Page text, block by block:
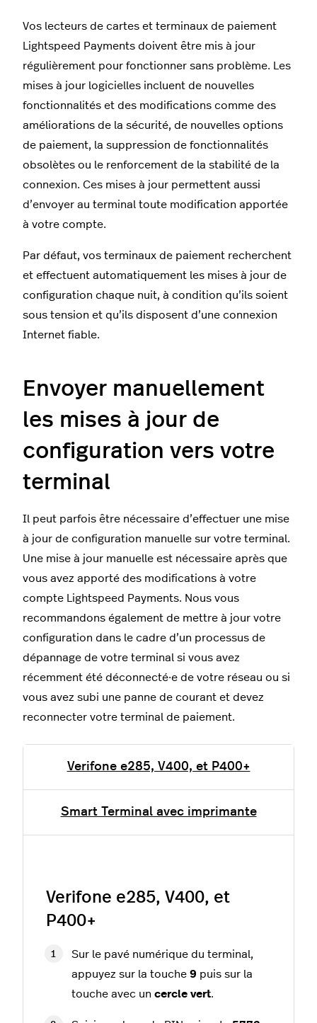
Vos lecteurs de cartes et terminaux de paiement
Lightspeed Payments doivent être mis à jour
régulièrement pour fonctionner sans problème. Les
mises à jour logicielles incluent de nouvelles
fonctionnalités et des modifications comme des
améliorations de la sécurité, de nouvelles options
de paiement, la suppression de fonctionnalités
obsolètes ou le renforcement de la stabilité de la
connexion. Ces mises à jour permettent aussi
d’envoyer au terminal toute modification apportée
à votre compte.
Par défaut, vos terminaux de paiement recherchent
et effectuent automatiquement les mises à jour de
configuration chaque nuit, à condition qu’ils soient
sous tension et qu’ils disposent d’une connexion
Internet fiable.
Envoyer manuellement
les mises à jour de
configuration vers votre
terminal
Il peut parfois être nécessaire d’effectuer une mise
à jour de configuration manuelle sur votre terminal.
Une mise à jour manuelle est nécessaire après que
vous avez apporté des modifications à votre
compte Lightspeed Payments. Nous vous
recommandons également de mettre à jour votre
configuration dans le cadre d’un processus de
dépannage de votre terminal si vous avez
récemment été déconnecté·e de votre réseau ou si
vous avez subi une panne de courant et devez
reconnecter votre terminal de paiement.
Verifone e285, V400, et P400+
Smart Terminal avec imprimante
Verifone e285, V400, et
P400+
Sur le pavé numérique du terminal,
appuyez sur la touche 9 puis sur la
touche avec un cercle vert.